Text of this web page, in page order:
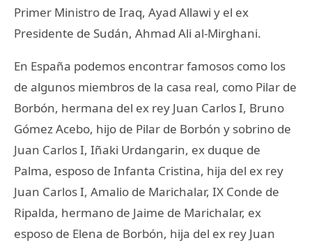
Primer Ministro de Iraq, Ayad Allawi y el ex
Presidente de Sudán, Ahmad Ali al-Mirghani.
En España podemos encontrar famosos como los
de algunos miembros de la casa real, como Pilar de
Borbón, hermana del ex rey Juan Carlos I, Bruno
Gómez Acebo, hijo de Pilar de Borbón y sobrino de
Juan Carlos I, Iñaki Urdangarin, ex duque de
Palma, esposo de Infanta Cristina, hija del ex rey
Juan Carlos I, Amalio de Marichalar, IX Conde de
Ripalda, hermano de Jaime de Marichalar, ex
esposo de Elena de Borbón, hija del ex rey Juan